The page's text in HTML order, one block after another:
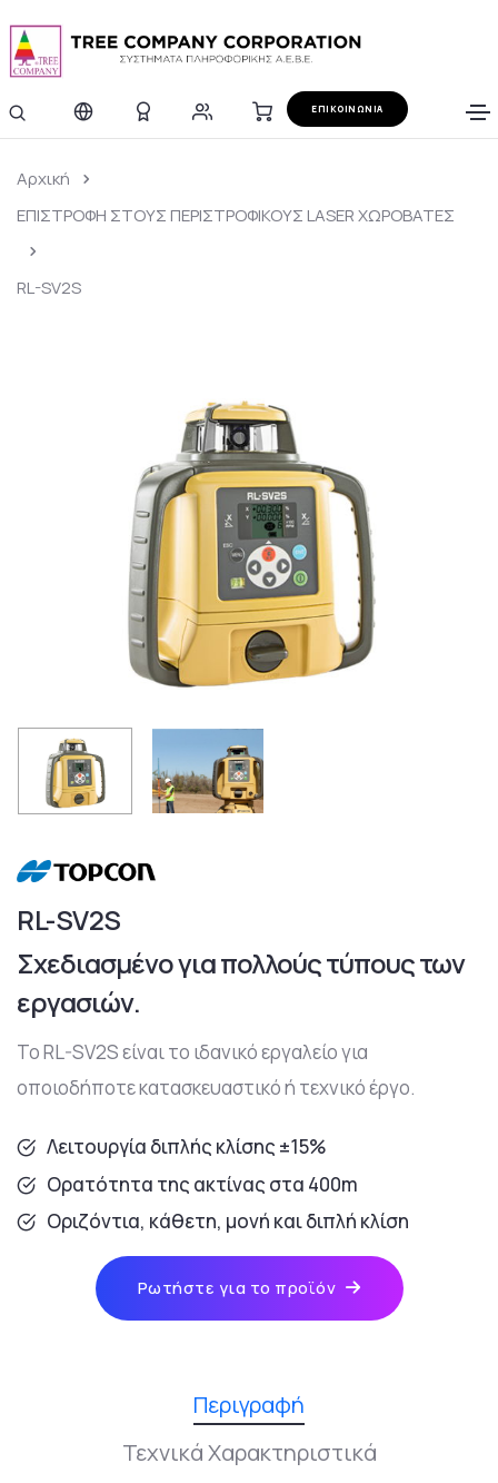
ΕΠΙΚΟΙΝΩΝΙΑ
Αρχική
ΕΠΙΣΤΡΟΦΗ ΣΤΟΥΣ ΠΕΡΙΣΤΡΟΦΙΚΟΥΣ LASER ΧΩΡΟΒΑΤΕΣ
RL-SV2S
RL-SV2S
Σχεδιασμένο για πολλούς τύπους των
εργασιών.
Το RL-SV2S είναι το ιδανικό εργαλείο για
οποιοδήποτε κατασκευαστικό ή τεχνικό έργο.
Λειτουργία διπλής κλίσης ±15%
Ορατότητα της ακτίνας στα 400m
Οριζόντια, κάθετη, μονή και διπλή κλίση
Ρωτήστε για το προϊόν
Περιγραφή
Τεχνικά Χαρακτηριστικά